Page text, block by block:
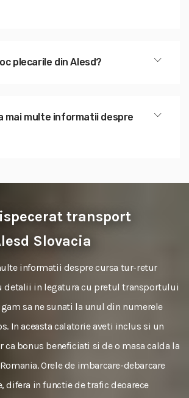
plecarile din Alesd?
mai multe informatii despre
transport
Slovacia
informatii despre cursa tur-retur
detalii in legatura cu pretul transportului
sa ne sunati la unul din numerele
In aceasta calatorie aveti inclus si un
ca bonus beneficiati si de o masa calda la
Orele de imbarcare-debarcare
difera in functie de trafic deoarece